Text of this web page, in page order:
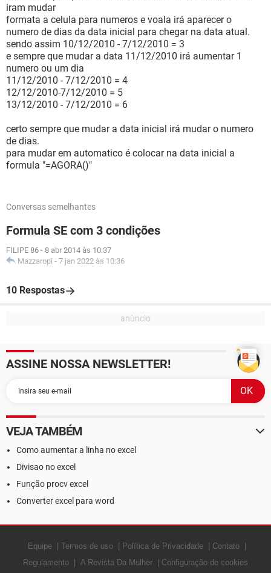
iram mudar
formata a celula para numeros e voala irá aparecer o
numero de dias da data inicial para chegar na data atual.
sendo assim 10/12/2010 - 7/12/2010 = 3
e sempre que mudar a data 11/12/2010 irá aumentar 1
numero ou um dia
11/12/2010 - 7/12/2010 = 4
12/12/2010-7/12/2010 = 5
13/12/2010 - 7/12/2010 = 6
certo sempre que mudar a data inicial irá mudar o numero
de dias.
para mudar em automatico é colocar na data inicial a
formula "=AGORA()"
Conversas semelhantes
Formula SE com 3 condições
FILIPE 86 - 8 abr 2014 às 10:37
Mazzaropi - 7 jan 2022 às 10:36
10 Respostas
ASSINE NOSSA NEWSLETTER!
VEJA TAMBÉM
Como aumentar a linha no excel
Divisao no excel
Função procv excel
Converter excel para word
Equipe Termos de uso Política de Privacidade
Contato
Regulamento
A Revista Da Mulher Configuração de cookies